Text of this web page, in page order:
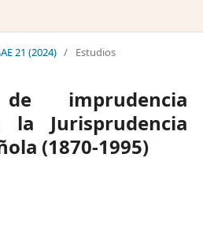
21 (2024) / Estudios
imprudencia
Jurisprudencia
(1870-1995)